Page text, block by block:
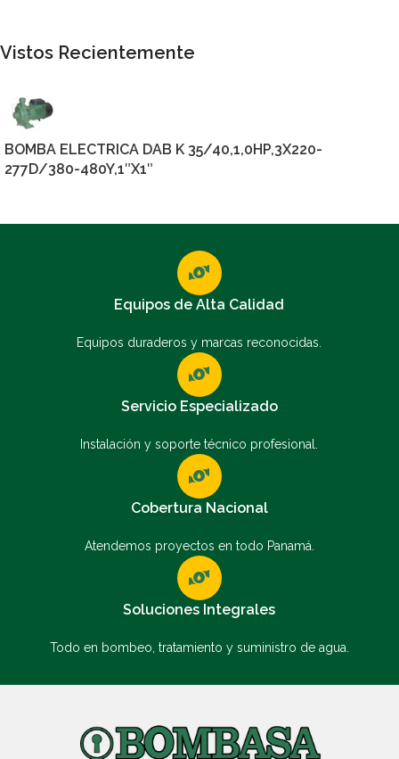
Vistos Recientemente
BOMBA ELECTRICA DAB K 35/40,1,0HP,3X220-
277D/380-480Y,1″X1″
Equipos de Alta Calidad
Equipos duraderos y marcas reconocidas.
Servicio Especializado
Instalación y soporte técnico profesional.
Cobertura Nacional
Atendemos proyectos en todo Panamá.
Soluciones Integrales
Todo en bombeo, tratamiento y suministro de agua.